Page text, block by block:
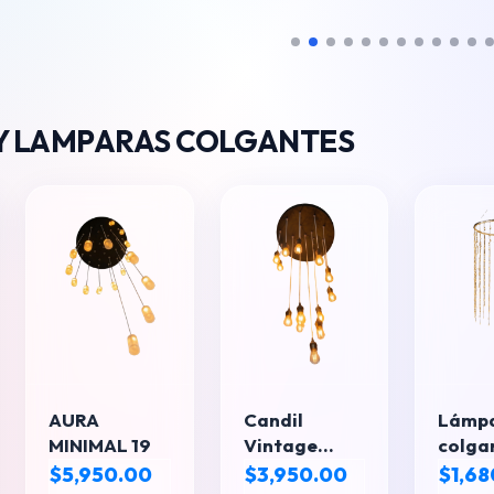
LAMPARAS COLGANTES
AURA
MINIMAL 19
$5,950.00
Candil
Vintage
Inteligente
$3,950.00
tipo